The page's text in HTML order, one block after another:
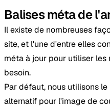
Balises méta de
Il existe de nombreuses
site, et l'une d'entre elles
méta à jour pour utiliser
besoin.
Par défaut, nous utilisons
alternatif pour l'image de